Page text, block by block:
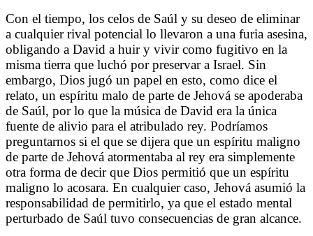
Con el tiempo, los celos de Saúl y su deseo de eliminar
a cualquier rival potencial lo llevaron a una furia asesina,
obligando a David a huir y vivir como fugitivo en la
misma tierra que luchó por preservar a Israel. Sin
embargo, Dios jugó un papel en esto, como dice el
relato, un espíritu malo de parte de Jehová se apoderaba
de Saúl, por lo que la música de David era la única
fuente de alivio para el atribulado rey. Podríamos
preguntarnos si el que se dijera que un espíritu maligno
de parte de Jehová atormentaba al rey era simplemente
otra forma de decir que Dios permitió que un espíritu
maligno lo acosara. En cualquier caso, Jehová asumió la
responsabilidad de permitirlo, ya que el estado mental
perturbado de Saúl tuvo consecuencias de gran alcance.